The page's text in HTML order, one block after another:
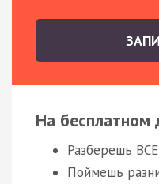
На бесплатном
Разберешь
Поймешь